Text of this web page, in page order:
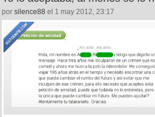
por silence88 el 1 may 2012, 23:17